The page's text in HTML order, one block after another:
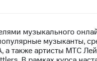
музыкального
музыканты,
а также артисты МТС